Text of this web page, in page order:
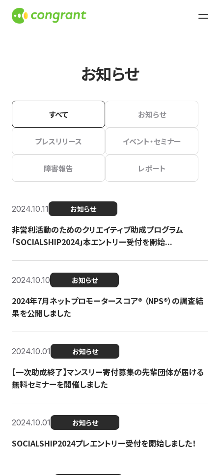
お知らせ
すべて お知らせ
プレスリリース イベント・セミナー
障害報告 レポート
2024.10.11 お知らせ
非営利活動のためのクリエイティブ助成プログラム
「SOCIALSHIP2024」本エントリー受付を開始...
2024.10.10 お知らせ
2024年7月ネットプロモータースコア®︎ （NPS®︎）の調査結
果を公開しました
2024.10.01 お知らせ
【一次助成終了】マンスリー寄付募集の先輩団体が届ける
無料セミナーを開催しました
2024.10.01 お知らせ
SOCIALSHIP2024プレエントリー受付を開始しました！